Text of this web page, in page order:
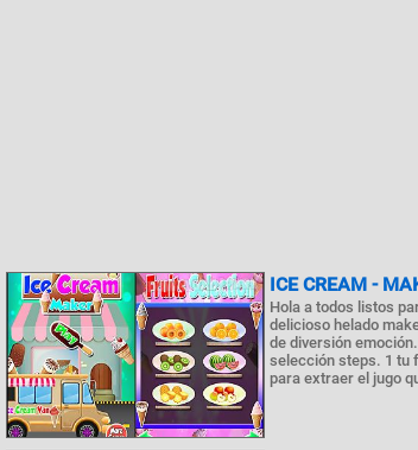
ICE CREAM -
Hola a todos listos
delicioso helado
de diversión
selección steps. 1 tu
para extraer el jugo